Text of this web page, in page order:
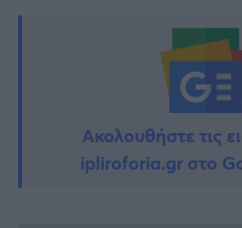
Ακολουθήστε τις
ipliroforia.gr στο